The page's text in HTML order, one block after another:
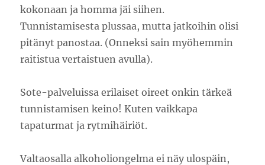
kokonaan ja homma jäi siihen.
Tunnistamisesta plussaa, mutta jatkoihin olisi
pitänyt panostaa. (Onneksi sain myöhemmin
raitistua vertaistuen avulla).
Sote-palveluissa erilaiset oireet onkin tärkeä
tunnistamisen keino! Kuten vaikkapa
tapaturmat ja rytmihäiriöt.
Valtaosalla alkoholiongelma ei näy ulospäin,